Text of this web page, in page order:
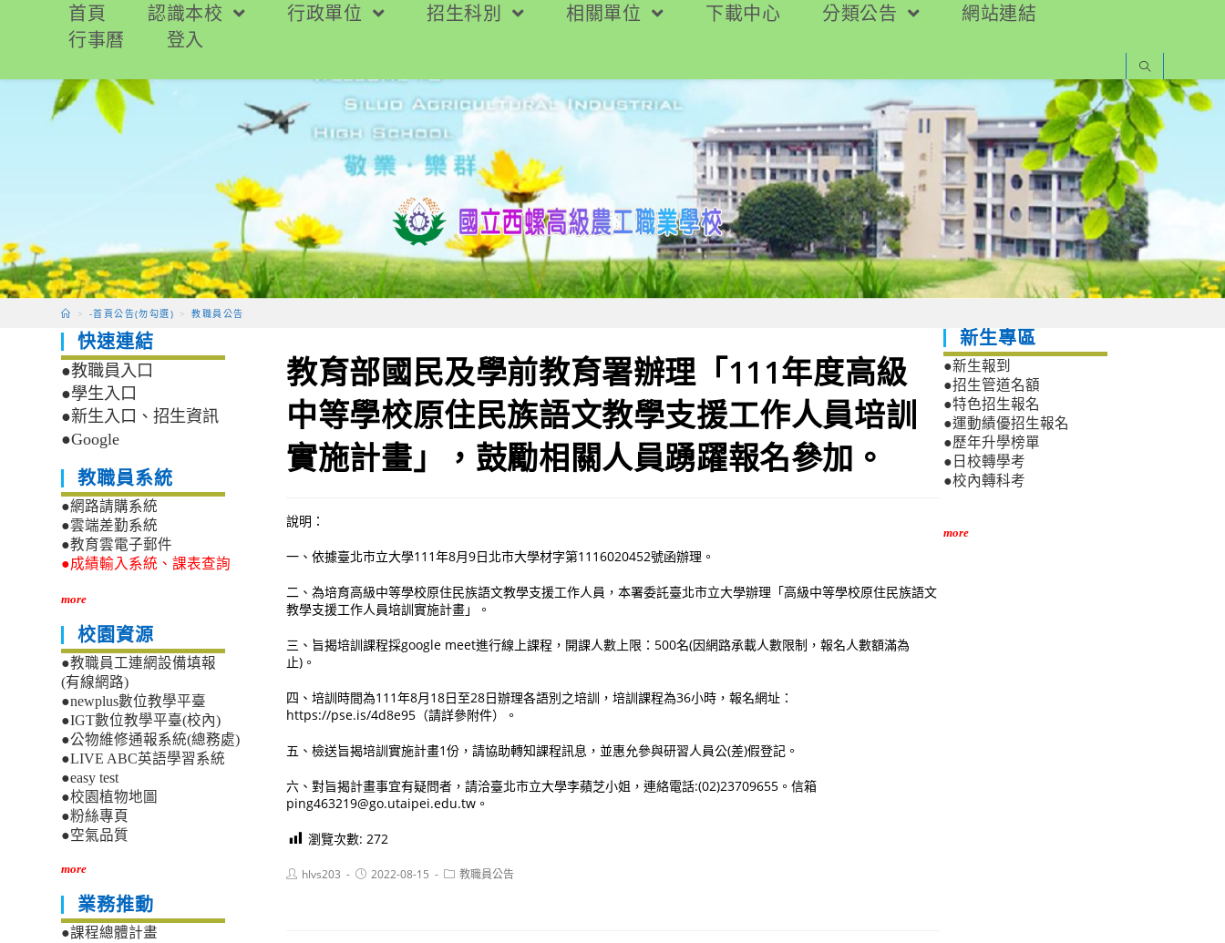
要
首頁 認識本校 行政單位 招生科別 相關單位 下載中心 分類公告
網站連結
行事曆
登入
> -首頁公告(勿勾選) > 教職員公告
教育部國民及學前教育署辦理「111年度高級
中等學校原住民族語文教學支援工作人員培訓
實施計畫」，鼓勵相關人員踴躍報名參加。
說明：
一、依據臺北市立大學111年8月9日北市大學材字第1116020452號函辦理。
二、為培育高級中等學校原住民族語文教學支援工作人員，本署委託臺北市立大學辦理「高級中等學校原住民族語文
教學支援工作人員培訓實施計畫」。
三、旨揭培訓課程採google meet進行線上課程，開課人數上限：500名(因網路承載人數限制，報名人數額滿為
止)。
四、培訓時間為111年8月18日至28日辦理各語別之培訓，培訓課程為36小時，報名網址：
https://pse.is/4d8e95（請詳參附件）。
五、檢送旨揭培訓實施計畫1份，請協助轉知課程訊息，並惠允參與研習人員公(差)假登記。
六、對旨揭計畫事宜有疑問者，請洽臺北市立大學李蘋芝小姐，連絡電話:(02)23709655。信箱
ping463219@go.utaipei.edu.tw。
瀏覽次數: 272
Posthlvs203
Post2022-08-15
Post教職員公告
快速連結
●教職員入口
●學生入口
●新生入口、招生資訊
●Google
教職員系統
●網路請購系統
●雲端差勤系統
●教育雲電子郵件
●成績輸入系統、課表查詢
more
校園資源
●教職員工連網設備填報
(有線網路)
●newplus數位教學平臺
●IGT數位教學平臺(校內)
●公物維修通報系統(總務處)
●LIVE ABC英語學習系統
●easy test
●校園植物地圖
●粉絲專頁
●空氣品質
more
業務推動
●課程總體計畫
新生專區
●新生報到
●招生管道名額
●特色招生報名
●運動績優招生報名
●歷年升學榜單
●日校轉學考
●校內轉科考
more